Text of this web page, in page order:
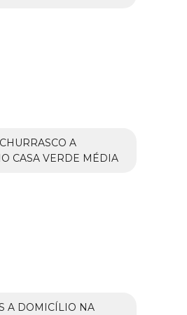
A
CASA VERDE MÉDIA
A DOMICÍLIO NA